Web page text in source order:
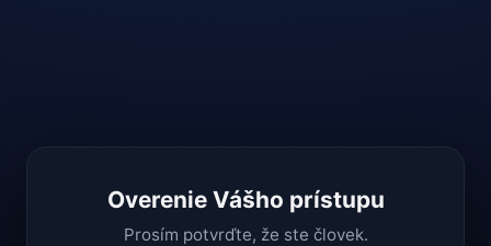
Overenie Vášho prístupu
Prosím potvrďte, že ste človek.